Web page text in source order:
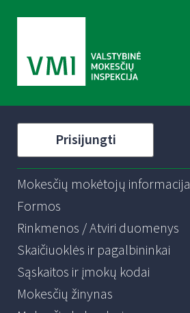
Prisijungti
Mokesčių mokėtojų informacija
Formos
Rinkmenos / Atviri duomenys
Skaičiuoklės ir pagalbininkai
Sąskaitos ir įmokų kodai
Mokesčių žinynas